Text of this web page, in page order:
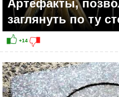
Артефакты,
заглянуть по ту